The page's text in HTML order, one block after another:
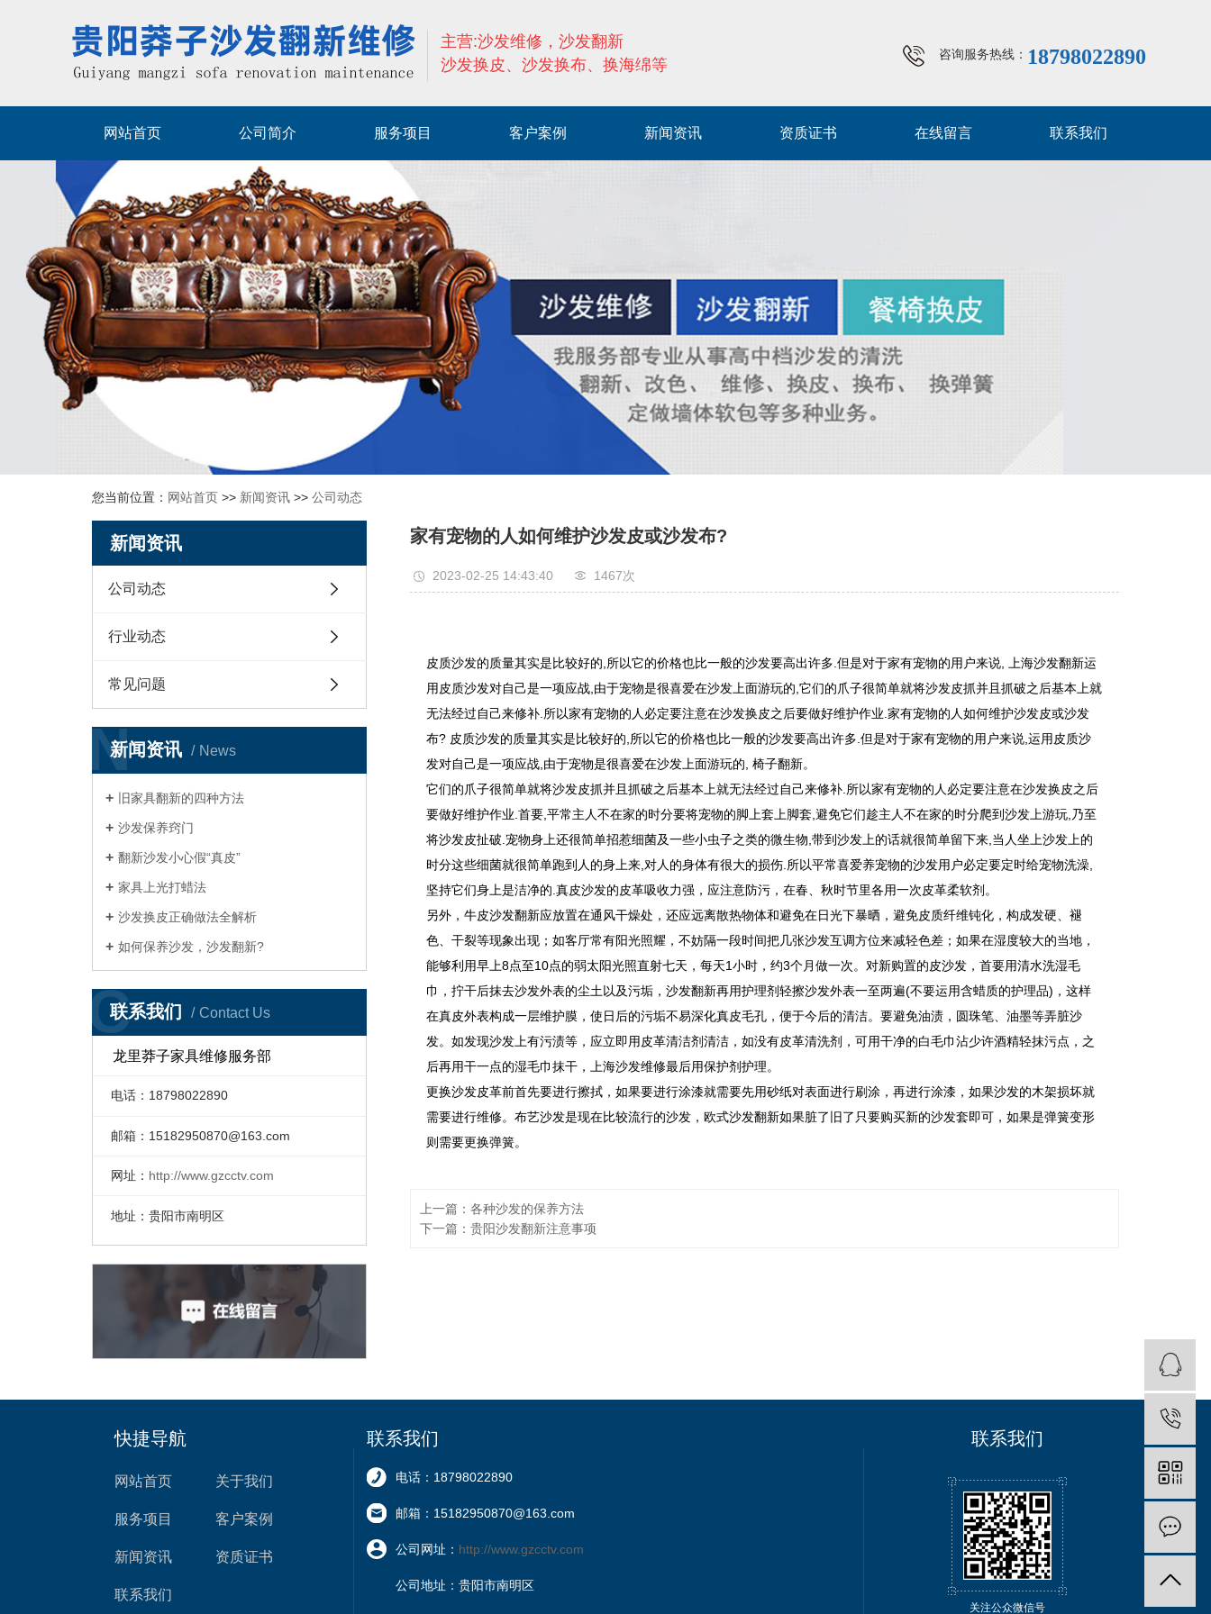
主营:沙发维修，沙发翻新
沙发换皮、沙发换布、换海绵等
咨询服务热线： 18798022890
网站首页 公司简介 服务项目 客户案例 新闻资讯 资质证书 在线留言 联系我们
您当前位置： 网站首页 >> 新闻资讯 >> 公司动态
新闻资讯
公司动态
行业动态
常见问题
新闻资讯 News
N
旧家具翻新的四种方法
沙发保养窍门
翻新沙发小心假“真皮”
家具上光打蜡法
沙发换皮正确做法全解析
如何保养沙发，沙发翻新?
联系我们 Contact Us
C
龙里莽子家具维修服务部
电话：18798022890
邮箱： 15182950870@163.com
网址： http://www.gzcctv.com
地址：贵阳市南明区
家有宠物的人如何维护沙发皮或沙发布?
2023-02-25 14:43:40 1467次
皮质沙发的质量其实是比较好的,所以它的价格也比一般的沙发要高出许多.但是对于家有宠物的用户来说, 上海沙发翻新运
用皮质沙发对自己是一项应战,由于宠物是很喜爱在沙发上面游玩的,它们的爪子很简单就将沙发皮抓并且抓破之后基本上就
无法经过自己来修补.所以家有宠物的人必定要注意在沙发换皮之后要做好维护作业.家有宠物的人如何维护沙发皮或沙发
布? 皮质沙发的质量其实是比较好的,所以它的价格也比一般的沙发要高出许多.但是对于家有宠物的用户来说,运用皮质沙
发对自己是一项应战,由于宠物是很喜爱在沙发上面游玩的, 椅子翻新。
它们的爪子很简单就将沙发皮抓并且抓破之后基本上就无法经过自己来修补.所以家有宠物的人必定要注意在沙发换皮之后
要做好维护作业.首要,平常主人不在家的时分要将宠物的脚上套上脚套,避免它们趁主人不在家的时分爬到沙发上游玩,乃至
将沙发皮扯破.宠物身上还很简单招惹细菌及一些小虫子之类的微生物,带到沙发上的话就很简单留下来,当人坐上沙发上的
时分这些细菌就很简单跑到人的身上来,对人的身体有很大的损伤.所以平常喜爱养宠物的沙发用户必定要定时给宠物洗澡,
坚持它们身上是洁净的.真皮沙发的皮革吸收力强，应注意防污，在春、秋时节里各用一次皮革柔软剂。
另外，牛皮沙发翻新应放置在通风干燥处，还应远离散热物体和避免在日光下暴晒，避免皮质纤维钝化，构成发硬、褪
色、干裂等现象出现；如客厅常有阳光照耀，不妨隔一段时间把几张沙发互调方位来减轻色差；如果在湿度较大的当地，
能够利用早上8点至10点的弱太阳光照直射七天，每天1小时，约3个月做一次。对新购置的皮沙发，首要用清水洗湿毛
巾，拧干后抹去沙发外表的尘土以及污垢，沙发翻新再用护理剂轻擦沙发外表一至两遍(不要运用含蜡质的护理品)，这样
在真皮外表构成一层维护膜，使日后的污垢不易深化真皮毛孔，便于今后的清洁。要避免油渍，圆珠笔、油墨等弄脏沙
发。如发现沙发上有污渍等，应立即用皮革清洁剂清洁，如没有皮革清洗剂，可用干净的白毛巾沾少许酒精轻抹污点，之
后再用干一点的湿毛巾抹干，上海沙发维修最后用保护剂护理。
更换沙发皮革前首先要进行擦拭，如果要进行涂漆就需要先用砂纸对表面进行刷涂，再进行涂漆，如果沙发的木架损坏就
需要进行维修。布艺沙发是现在比较流行的沙发，欧式沙发翻新如果脏了旧了只要购买新的沙发套即可，如果是弹簧变形
则需要更换弹簧。
上一篇：各种沙发的保养方法
下一篇：贵阳沙发翻新注意事项
快捷导航
网站首页 关于我们
服务项目 客户案例
新闻资讯 资质证书
联系我们
联系我们
电话：18798022890
邮箱：15182950870@163.com
公司网址： http://www.gzcctv.com
公司地址：贵阳市南明区
联系我们
关注公众微信号